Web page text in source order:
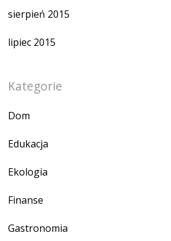
sierpień 2015
lipiec 2015
Kategorie
Dom
Edukacja
Ekologia
Finanse
Gastronomia